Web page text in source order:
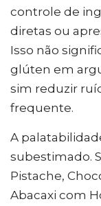
controle de
diretas ou
Isso não
glúten em
sim reduzir
frequente.
A
subestimado.
Pistache,
Abacaxi com